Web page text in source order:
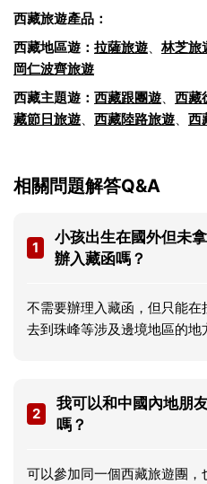
西藏旅遊產品：
西藏地區遊： 拉薩旅遊、林芝旅
岡仁波齊旅遊
西藏主題遊： 西藏跟團遊、 西藏
藏節日旅遊、 西藏陸路旅遊、 西
相關問題解答Q&A
1
小孩出生在國外但未
辦入藏函嗎？
不需要辦理入藏函，但只能
去到珠峰等涉及邊境地區的地
2
我可以和中國內地朋
嗎？
可以參加同一個西藏旅遊團